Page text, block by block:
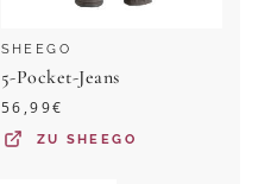
SHEEGO
5-Pocket-Jeans
56,99€
ZU SHEEGO